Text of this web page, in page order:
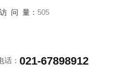
访 问 量： 505
话：021-67898912